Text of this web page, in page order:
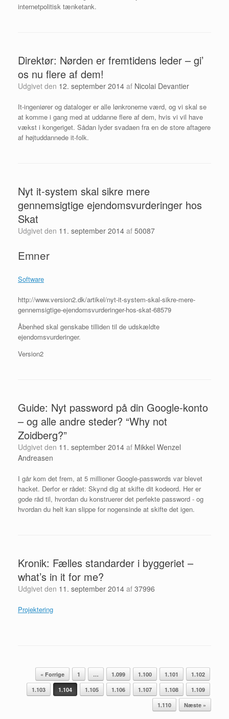
internetpolitisk tænketank.
Direktør: Nørden er fremtidens leder – gi’
os nu flere af dem!
Udgivet den 12. september 2014 af Nicolai Devantier
It-ingeniører og dataloger er alle lønkronerne værd, og vi skal se
at komme i gang med at uddanne flere af dem, hvis vi vil have
vækst i kongeriget. Sådan lyder svadaen fra en de store aftagere
af højtuddannede it-folk.
Nyt it-system skal sikre mere
gennemsigtige ejendomsvurderinger hos
Skat
Udgivet den 11. september 2014 af 50087
Emner
Software
http://www.version2.dk/artikel/nyt-it-system-skal-sikre-mere-
gennemsigtige-ejendomsvurderinger-hos-skat-68579
Åbenhed skal genskabe tilliden til de udskældte
ejendomsvurderinger.
Version2
Guide: Nyt password på din Google-konto
– og alle andre steder? “Why not
Zoidberg?”
Udgivet den 11. september 2014 af Mikkel Wenzel
Andreasen
I går kom det frem, at 5 millioner Google-passwords var blevet
hacket. Derfor er rådet: Skynd dig at skifte dit kodeord. Her er
gode råd til, hvordan du konstruerer det perfekte password - og
hvordan du helt kan slippe for nogensinde at skifte det igen.
Kronik: Fælles standarder i byggeriet –
what’s in it for me?
Udgivet den 11. september 2014 af 37996
Projektering
Artikel navigation
« Forrige 1 … 1.099 1.100 1.101
1.102
1.103
1.104 1.105 1.106 1.107 1.108
1.109
1.110
Næste »